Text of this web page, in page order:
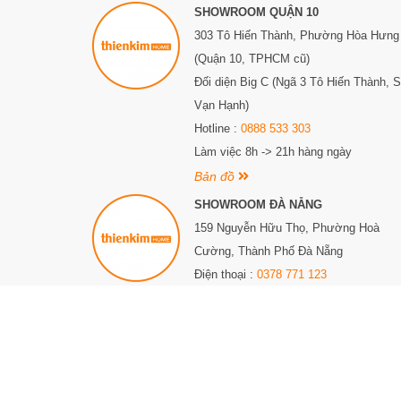
Khóa thông báo khi pin yếu, giúp bạn tránh tình huống
khả năng mở cửa dễ dàng.
Với tính năng này, người dùng có thể điều chỉnh âm
sử dụng, giúp tạo ra trải nghiệm tùy chỉnh và thoải mái
SHOWROOM QUẬN 10
303 Tô Hiến Thành, Phường Hòa Hưng
(Quận 10, TPHCM cũ)
Đối diện Big C (Ngã 3 Tô Hiến Thành,
Vạn Hạnh)
Hotline : 0888 533 303
Làm việc 8h -> 21h hàng ngày
Bản đồ
SHOWROOM ĐÀ NẴNG
159 Nguyễn Hữu Thọ, Phường Hoà
Cường, Thành Phố Đà Nẵng
Điện thoại : 0378 771 123